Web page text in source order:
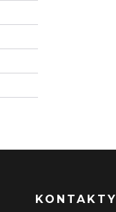
KONTAKTY